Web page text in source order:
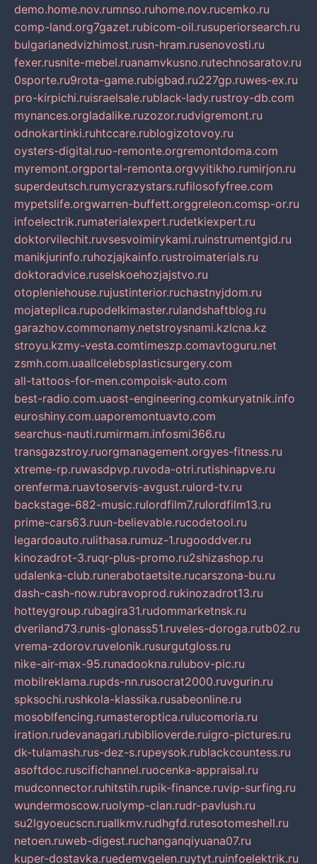
demo.home.nov.rumnso.ruhome.nov.rucemko.ru
comp-land.org7gazet.rubicom-oil.rusuperiorsearch.ru
bulgarianedvizhimost.rusn-hram.rusenovosti.ru
fexer.rusnite-mebel.ruanamvkusno.rutechnosaratov.ru
0sporte.ru9rota-game.rubigbad.ru227gp.ruwes-ex.ru
pro-kirpichi.ruisraelsale.rublack-lady.rustroy-db.com
mynances.orgladalike.ruzozor.rudvigremont.ru
odnokartinki.ruhtccare.rublogizotovoy.ru
oysters-digital.ruo-remonte.orgremontdoma.com
myremont.orgportal-remonta.orgvyitikho.rumirjon.ru
superdeutsch.rumycrazystars.rufilosofyfree.com
mypetslife.orgwarren-buffett.orggreleon.comsp-or.ru
infoelectrik.rumaterialexpert.rudetkiexpert.ru
doktorvilechit.ruvsesvoimirykami.ruinstrumentgid.ru
manikjurinfo.ruhozjajkainfo.rustroimaterials.ru
doktoradvice.ruselskoehozjajstvo.ru
otopleniehouse.rujustinterior.ruchastnyjdom.ru
mojateplica.rupodelkimaster.rulandshaftblog.ru
garazhov.commonamy.netstroysnami.kzlcna.kz
stroyu.kzmy-vesta.comtimeszp.comavtoguru.net
zsmh.com.uaallcelebsplasticsurgery.com
all-tattoos-for-men.compoisk-auto.com
best-radio.com.uaost-engineering.comkuryatnik.info
euroshiny.com.uaporemontuavto.com
searchus-nauti.rumirmam.infosmi366.ru
transgazstroy.ruorgmanagement.orgyes-fitness.ru
xtreme-rp.ruwasdpvp.ruvoda-otri.rutishinapve.ru
orenferma.ruavtoservis-avgust.rulord-tv.ru
backstage-682-music.rulordfilm7.rulordfilm13.ru
prime-cars63.ruun-believable.rucodetool.ru
legardoauto.rulithasa.rumuz-1.rugooddver.ru
kinozadrot-3.ruqr-plus-promo.ru2shizashop.ru
udalenka-club.runerabotaetsite.rucarszona-bu.ru
dash-cash-now.rubravoprod.rukinozadrot13.ru
hotteygroup.rubagira31.rudommarketnsk.ru
dveriland73.runis-glonass51.ruveles-doroga.rutb02.ru
vrema-zdorov.ruvelonik.rusurgutgloss.ru
nike-air-max-95.runadookna.rulubov-pic.ru
mobilreklama.rupds-nn.rusocrat2000.ruvgurin.ru
spksochi.rushkola-klassika.rusabeonline.ru
mosoblfencing.rumasteroptica.rulucomoria.ru
iration.rudevanagari.rubiblioverde.ruigro-pictures.ru
dk-tulamash.rus-dez-s.rupeysok.rublackcountess.ru
asoftdoc.ruscifichannel.ruocenka-appraisal.ru
mudconnector.ruhitstih.rupik-finance.ruvip-surfing.ru
wundermoscow.ruolymp-clan.rudr-pavlush.ru
su2lgyoeucscn.ruallkmv.rudhgfd.rutesotomeshell.ru
netoen.ruweb-digest.ruchanganqiyuana07.ru
kuper-dostavka.ruedemvgelen.ruytyt.ruinfoelektrik.ru